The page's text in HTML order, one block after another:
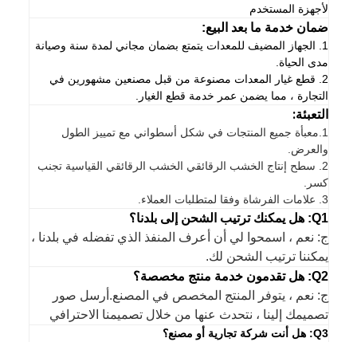
لأجهزة المستخدم
ضمان خدمة ما بعد البيع:
1. الجهاز المضيف للمعدات يتمتع بضمان مجاني لمدة سنة وصيانة
مدى الحياة.
2. قطع غيار المعدات مصنوعة من قبل مصنعين مشهورين في
التجارة ، مما يضمن عمر خدمة قطع الغيار.
التعبئة:
1. معبأة جميع المنتجات في شكل أسطواني مع تمييز الطول
والعرض.
2. سطح إنتاج الخشب الرقائقي الخشب الرقائقي القياسية تجنب
كسر.
3. علامات الفرشاة وفقا لمتطلبات العملاء.
Q1: هل يمكنك ترتيب الشحن إلى بلدنا؟
ج: نعم ، اسمحوا لي أن أعرف المنفذ الذي تفضله في بلدنا ،
يمكننا ترتيب الشحن لك.
Q2: هل تقدمون خدمة منتج مخصصة؟
ج: نعم ، يتوفر المنتج المخصص في المصنع.أرسل صور
تصميمك إلينا ، نتحدث عنها من خلال تصميمنا الاحترافي
Q3: هل أنت شركة تجارية أو مصنع؟